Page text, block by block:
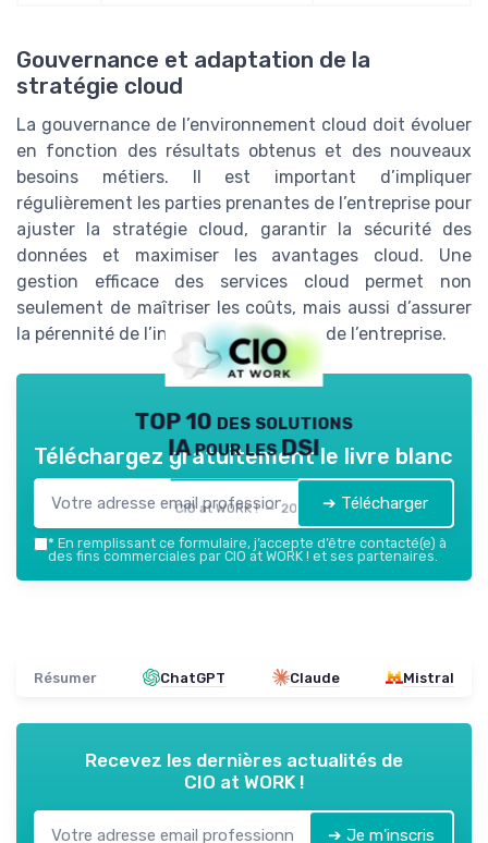
Gouvernance et adaptation de la
stratégie cloud
La gouvernance de l’environnement cloud doit évoluer
en fonction des résultats obtenus et des nouveaux
besoins métiers. Il est important d’impliquer
régulièrement les parties prenantes de l’entreprise pour
ajuster la stratégie cloud, garantir la sécurité des
données et maximiser les avantages cloud. Une
gestion efficace des services cloud permet non
seulement de maîtriser les coûts, mais aussi d’assurer
la pérennité de l’infrastructure cloud de l’entreprise.
TOP 10 des solutions
IA pour les DSI
CIO at WORK ! — 2026
Téléchargez gratuitement le livre blanc
➔ Télécharger
* En remplissant ce formulaire, j’accepte d’être contacté(e) à
des fins commerciales par CIO at WORK ! et ses partenaires.
Résumer ChatGPT Claude Mistral
Recevez les dernières actualités de
CIO at WORK !
➔ Je m'inscris